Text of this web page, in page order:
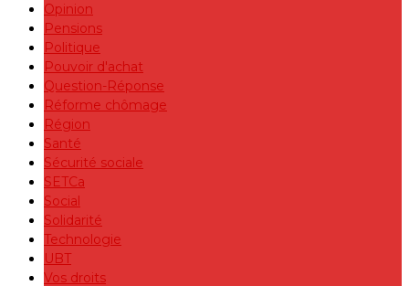
Opinion
Pensions
Politique
Pouvoir d'achat
Question-Réponse
Réforme chômage
Région
Santé
Sécurité sociale
SETCa
Social
Solidarité
Technologie
UBT
Vos droits